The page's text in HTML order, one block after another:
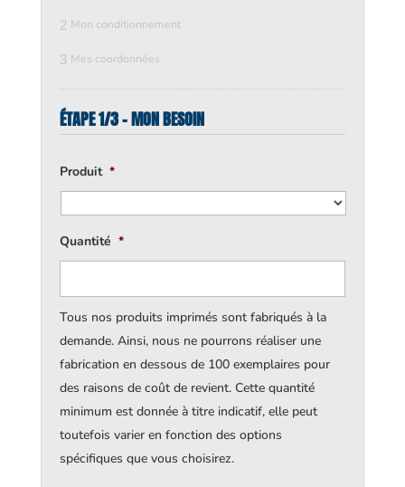
2 Mon conditionnement
3 Mes coordonnées
ÉTAPE 1/3 - MON BESOIN
Produit *
Quantité *
Tous nos produits imprimés sont fabriqués à la
demande. Ainsi, nous ne pourrons réaliser une
fabrication en dessous de 100 exemplaires pour
des raisons de coût de revient. Cette quantité
minimum est donnée à titre indicatif, elle peut
toutefois varier en fonction des options
spécifiques que vous choisirez.